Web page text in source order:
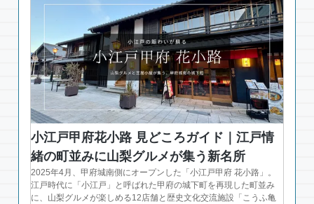
小江戸甲府花小路 見どころガイド｜江戸情
緒の町並みに山梨グルメが集う新名所
2025年4月、甲府城南側にオープンした「小江戸甲府 花小路」。
江戸時代に「小江戸」と呼ばれた甲府の城下町を再現した町並み
に、山梨グルメが楽しめる12店舗と歴史文化交流施設「こうふ亀